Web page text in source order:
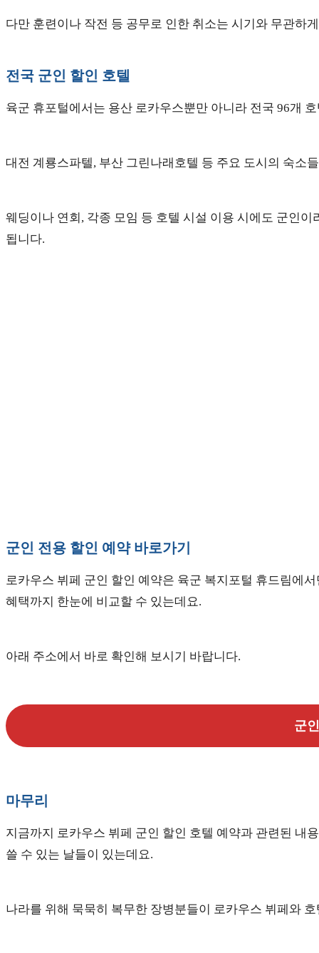
다만 훈련이나 작전 등 공무로 인한 취소는 시기와 무관하
전국 군인 할인 호텔
육군 휴포털에서는 용산 로카우스뿐만 아니라 전국 96개
대전 계룡스파텔, 부산 그린나래호텔 등 주요 도시의 숙소
웨딩이나 연회, 각종 모임 등 호텔 시설 이용 시에도 군인
됩니다.
군인 전용 할인 예약 바로가기
로카우스 뷔페 군인 할인 예약은 육군 복지포털 휴드림에
혜택까지 한눈에 비교할 수 있는데요.
아래 주소에서 바로 확인해 보시기 바랍니다.
군
마무리
지금까지 로카우스 뷔페 군인 할인 호텔 예약과 관련된 내
쓸 수 있는 날들이 있는데요.
나라를 위해 묵묵히 복무한 장병분들이 로카우스 뷔페와